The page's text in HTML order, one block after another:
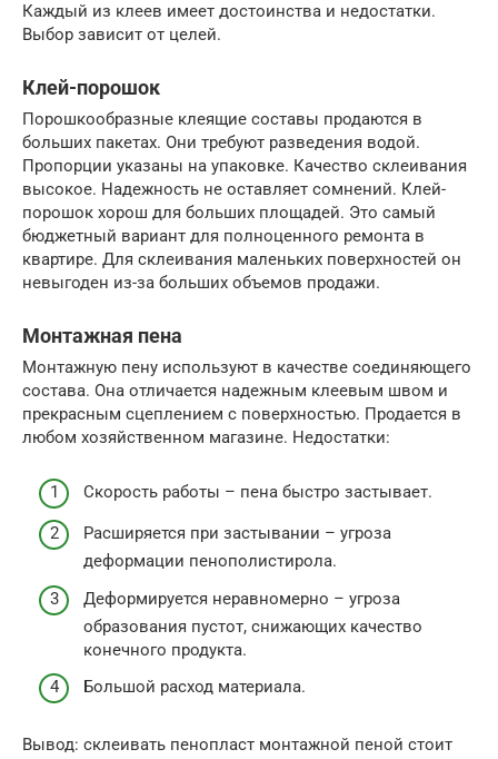
Каждый из клеев имеет достоинства и недостатки.
Выбор зависит от целей.
Клей-порошок
Порошкообразные клеящие составы продаются в
больших пакетах. Они требуют разведения водой.
Пропорции указаны на упаковке. Качество склеивания
высокое. Надежность не оставляет сомнений. Клей-
порошок хорош для больших площадей. Это самый
бюджетный вариант для полноценного ремонта в
квартире. Для склеивания маленьких поверхностей он
невыгоден из-за больших объемов продажи.
Монтажная пена
Монтажную пену используют в качестве соединяющего
состава. Она отличается надежным клеевым швом и
прекрасным сцеплением с поверхностью. Продается в
любом хозяйственном магазине. Недостатки:
Скорость работы – пена быстро застывает.
Расширяется при застывании – угроза
деформации пенополистирола.
Деформируется неравномерно – угроза
образования пустот, снижающих качество
конечного продукта.
Большой расход материала.
Вывод: склеивать пенопласт монтажной пеной стоит